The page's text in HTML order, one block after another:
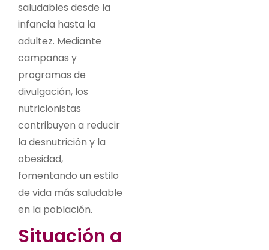
saludables desde la
infancia hasta la
adultez. Mediante
campañas y
programas de
divulgación, los
nutricionistas
contribuyen a reducir
la desnutrición y la
obesidad,
fomentando un estilo
de vida más saludable
en la población.
Situación a